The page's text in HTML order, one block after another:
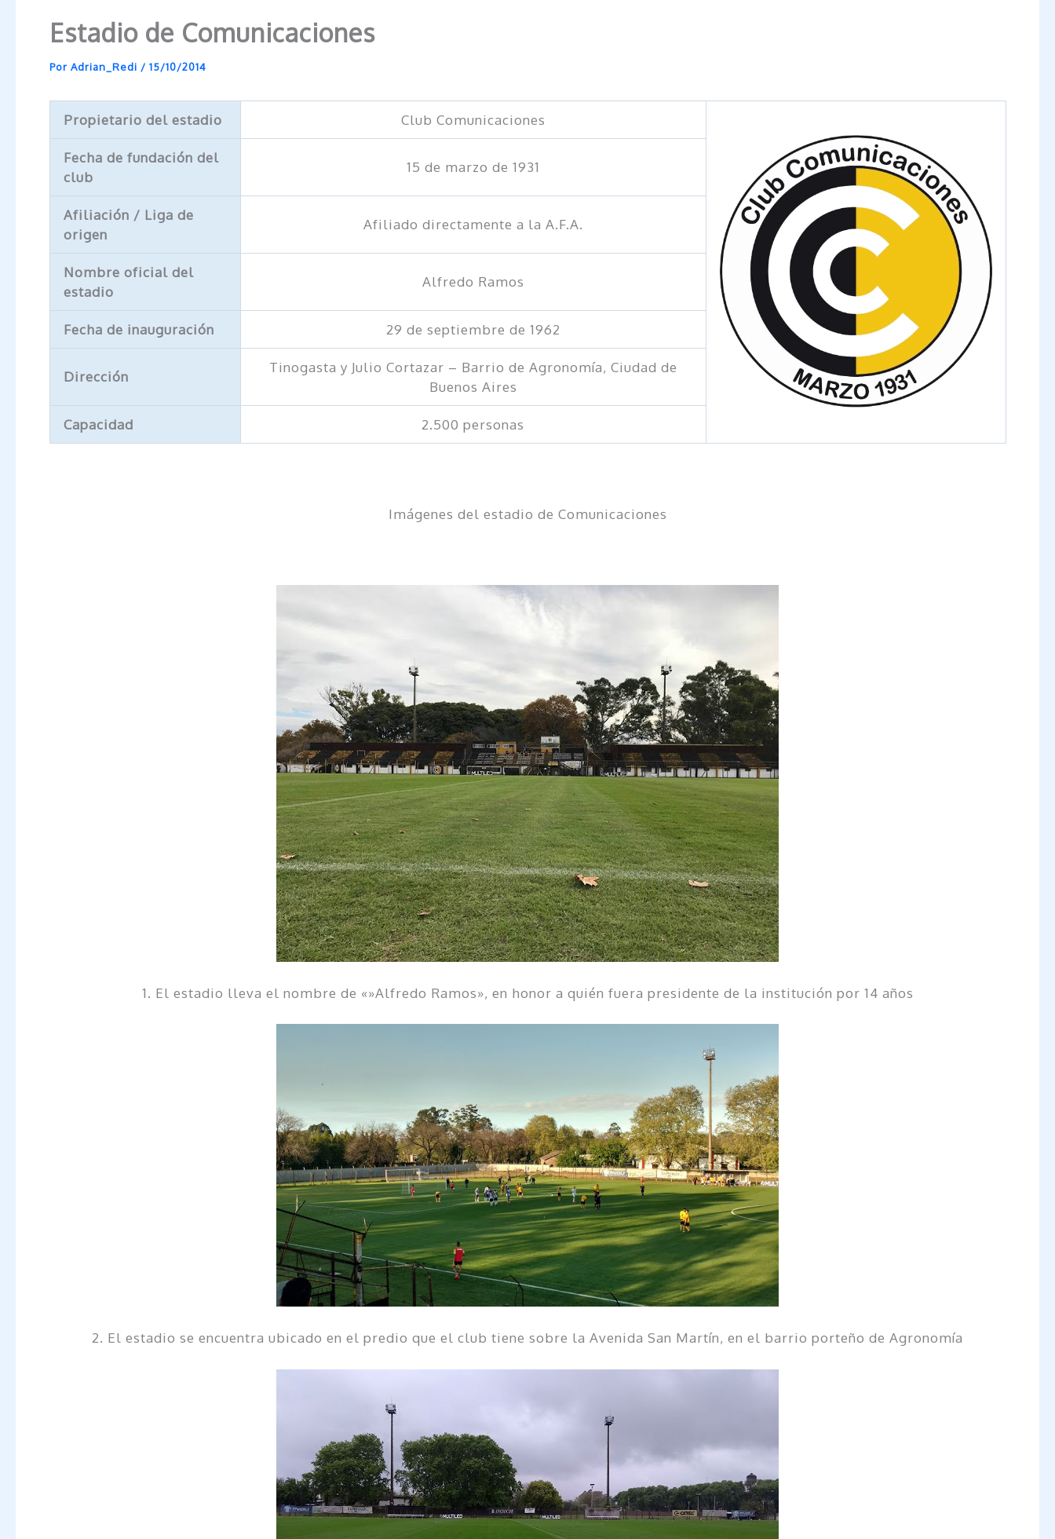
Estadio de Comunicaciones
Por Adrian_Redi / 15/10/2014
Propietario del estadio Club Comunicaciones
Fecha de fundación del
club
15 de marzo de 1931
Afiliación / Liga de
origen
Afiliado directamente a la A.F.A.
Nombre oficial del
estadio
Alfredo Ramos
Fecha de inauguración 29 de septiembre de 1962
Dirección
Tinogasta y Julio Cortazar – Barrio de Agronomía, Ciudad de
Buenos Aires
Capacidad 2.500 personas
Imágenes del estadio de Comunicaciones
1. El estadio lleva el nombre de «»Alfredo Ramos», en honor a quién fuera presidente de la institución por 14 años
2. El estadio se encuentra ubicado en el predio que el club tiene sobre la Avenida San Martín, en el barrio porteño de Agronomía